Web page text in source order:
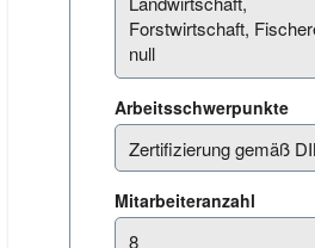
Arbeitsschwerpunkte
Mitarbeiteranzahl